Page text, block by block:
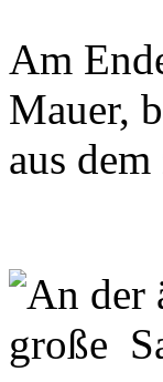
Am
Mauer,
aus
An der
große